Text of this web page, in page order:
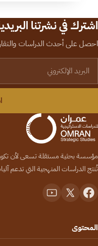
اشترك في نشرتنا
احصل على أحدث الدراسات
مؤسسة بحثية مستقلة تسعى لأن تكون
تُنتج الدراسات المنهجية التي تدعم
المحتوى